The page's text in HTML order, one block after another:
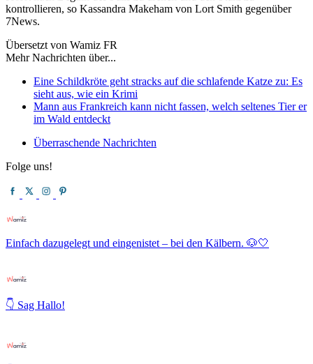
kontrollieren, so Kassandra Makeham von Lort Smith gegenüber
7News.
Übersetzt von Wamiz FR
Mehr Nachrichten über...
Eine Schildkröte geht stracks auf die schlafende Katze zu: Es
sieht aus, wie ein Krimi
Mann aus Frankreich kann nicht fassen, welch seltenes Tier er
im Wald entdeckt
Überraschende Nachrichten
Folge uns!
Einfach dazugelegt und eingenistet – bei den Kälbern. 🐶🤍
👇 Sag Hallo!